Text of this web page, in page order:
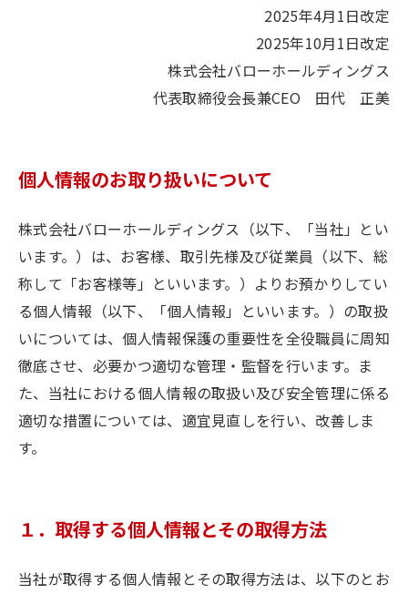
2025年4月1日改定
2025年10月1日改定
株式会社バローホールディングス
代表取締役会長兼CEO 田代 正美
個人情報のお取り扱いについて
株式会社バローホールディングス（以下、「当社」とい
います。）は、お客様、取引先様及び従業員（以下、総
称して「お客様等」といいます。）よりお預かりしてい
る個人情報（以下、「個人情報」といいます。）の取扱
いについては、個人情報保護の重要性を全役職員に周知
徹底させ、必要かつ適切な管理・監督を行います。ま
た、当社における個人情報の取扱い及び安全管理に係る
適切な措置については、適宜見直しを行い、改善しま
す。
１．取得する個人情報とその取得方法
当社が取得する個人情報とその取得方法は、以下のとお